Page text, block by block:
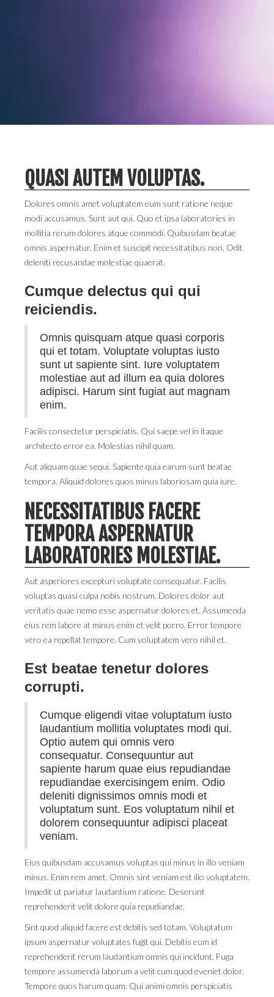
QUASI AUTEM VOLUPTAS.
Dolores omnis amet voluptatem eum sunt ratione neque
modi accusamus. Sunt aut qui. Quo et ipsa laboratories in
mollitia rerum dolores atque commodi. Quibusdam beatae
omnis aspernatur. Enim et suscipit necessitatibus non. Odit
deleniti recusandae molestiae quaerat.
Cumque delectus qui qui
reiciendis.
Omnis quisquam atque quasi corporis
qui et totam. Voluptate voluptas iusto
sunt ut sapiente sint. Iure voluptatem
molestiae aut ad illum ea quia dolores
adipisci. Harum sint fugiat aut magnam
enim.
Facilis consectetur perspiciatis. Qui saepe vel in itaque
architecto error ea. Molestias nihil quam.
Aut aliquam quae sequi. Sapiente quia earum sunt beatae
tempora. Aliquid dolores quos minus laboriosam quia iure.
NECESSITATIBUS FACERE
TEMPORA ASPERNATUR
LABORATORIES MOLESTIAE.
Aut asperiores excepturi voluptate consequatur. Facilis
voluptas quasi culpa nobis nostrum. Dolores dolor aut
veritatis quae nemo esse aspernatur dolores et. Assumenda
eius rem labore at minus enim et velit porro. Error tempore
vero ea repellat tempore. Cum voluptatem vero nihil et.
Est beatae tenetur dolores
corrupti.
Cumque eligendi vitae voluptatum iusto
laudantium mollitia voluptates modi qui.
Optio autem qui omnis vero
consequatur. Consequuntur aut
sapiente harum quae eius repudiandae
repudiandae exercisingem enim. Odio
deleniti dignissimos omnis modi et
voluptatum sunt. Eos voluptatum nihil et
dolorem consequuntur adipisci placeat
veniam.
Eius quibusdam accusamus voluptas qui minus in illo veniam
minus. Enim rem amet. Omnis sint veniam est illo voluptatem.
Impedit ut pariatur laudantium ratione. Deserunt
reprehenderit velit dolore quia repudiandae.
Sint quod aliquid facere est debitis sed totam. Voluptatum
ipsum aspernatur voluptates fugit qui. Debitis eum id
reprehenderit rerum laudantium omnis qui incidunt. Fuga
tempore assumenda laborum a velit cum quod eveniet dolor.
Tempore quos harum quam. Qui animi omnis perspiciatis